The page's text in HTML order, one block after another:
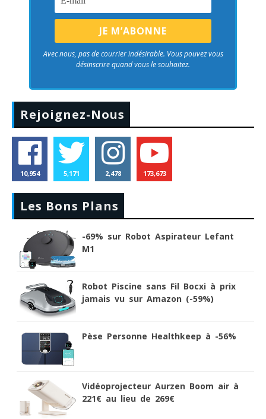
Avec nous, pas de courrier indésirable. Vous pouvez vous
désinscrire quand vous le souhaitez.
Rejoignez-Nous
10,954 5,171 2,478 173,673
Les Bons Plans
-69% sur Robot Aspirateur Lefant
M1
Robot Piscine sans Fil Bocxi à prix
jamais vu sur Amazon (-59%)
Pèse Personne Healthkeep à -56%
Vidéoprojecteur Aurzen Boom air à
221€ au lieu de 269€